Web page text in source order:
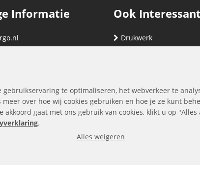
Informatie
Voorwaarden
Ook Interessant
Drukwerk
gebruikservaring te optimaliseren, het webverkeer te
over hoe wij cookies gebruiken en hoe je ze kunt
akkoord gaat met ons gebruik van cookies, klikt u op "Alles
.
Alles weigeren